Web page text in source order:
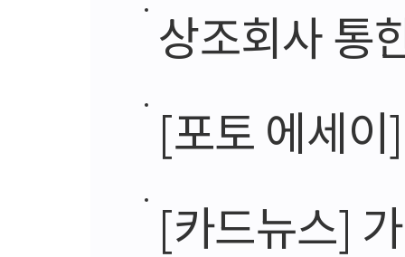
상조회사 통
[포토 에세
[카드뉴스]